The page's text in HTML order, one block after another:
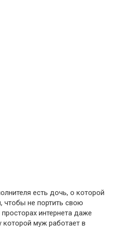
есть дочь, о которой
чтобы не портить свою
интернета даже
которой муж работает в